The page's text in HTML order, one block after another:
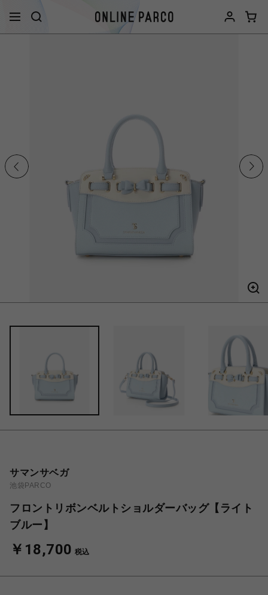
サマンサベガ
池袋PARCO
フロントリボンベルトショルダーバッグ【ライト
ブルー】
￥18,700 税込